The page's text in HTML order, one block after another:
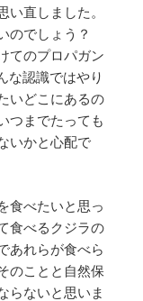
い直しました。
のでしょう？
てのプロパガン
な認識ではやり
いどこにあるの
つまでたっても
いかと心配で
食べたいと思っ
食べるクジラの
あれらが食べら
のことと自然保
らないと思いま